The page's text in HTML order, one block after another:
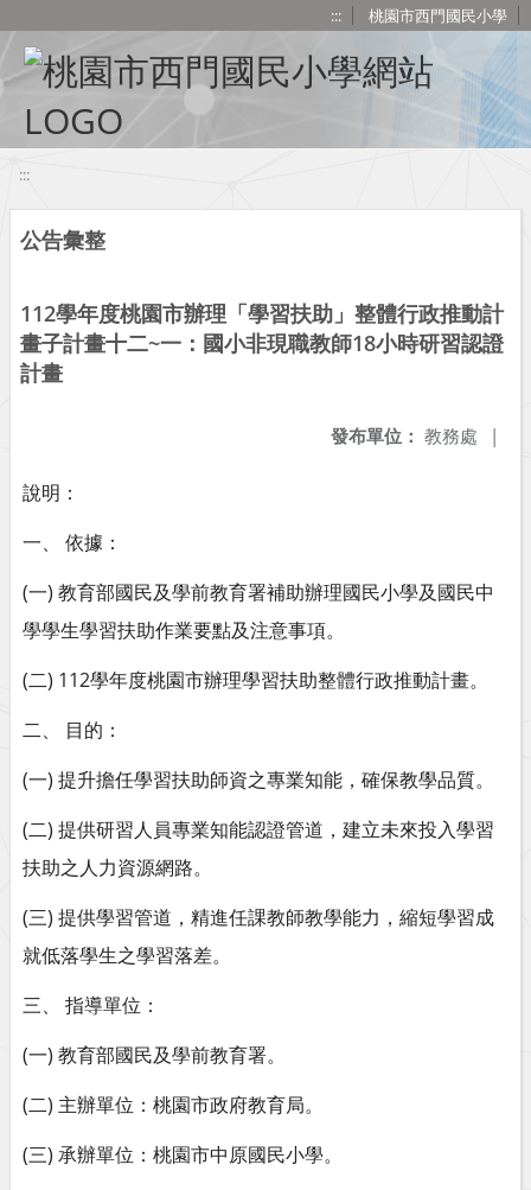
::: 桃園市西門國民小學
:::
公告彙整
112學年度桃園市辦理「學習扶助」整體行政推動計
畫子計畫十二~一：國小非現職教師18小時研習認證
計畫
發布單位： 教務處 |
說明：
一、 依據：
(一) 教育部國民及學前教育署補助辦理國民小學及國民中
學學生學習扶助作業要點及注意事項。
(二) 112學年度桃園市辦理學習扶助整體行政推動計畫。
二、 目的：
(一) 提升擔任學習扶助師資之專業知能，確保教學品質。
(二) 提供研習人員專業知能認證管道，建立未來投入學習
扶助之人力資源網路。
(三) 提供學習管道，精進任課教師教學能力，縮短學習成
就低落學生之學習落差。
三、 指導單位：
(一) 教育部國民及學前教育署。
(二) 主辦單位：桃園市政府教育局。
(三) 承辦單位：桃園市中原國民小學。